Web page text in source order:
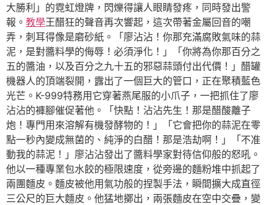
大勝利」的霓虹燈牌，閃爍得讓人眼睛發疼，同時發出警
報。 教學王醋狂的聲音再次響起，這次帶著金屬回音的嘲
弄，刺耳得像是磨砂紙。「廖沾沾！你那充滿腐敗氣味的蒜
泥，是對醬料學的侮辱！必須淨化！」「你將為你那百分之
五的醬油，以及百分之九十五的邪惡蒜頭付出代價！」醋罐
機器人的頂端裂開，露出了一個巨大的管口，正在聚積藍色
光芒。K-999特務用它穿著燕尾服的小爪子，一把抓住了廖
沾沾的褲腳催促著他。「快點！沾沾先生！那是醋酸離子
炮！專門用來溶解有機發酵物的！」「它會把你的蒜泥在零
點一秒內變成無菌的、純淨的白醋！那是浩劫啊！」「不准
動我的蒜泥！」廖沾沾發出了醬料學家對待信仰般的怒吼。
他以一種專業包水餃的極限速度，從旁邊的麵粉堆中抓起了
兩團麵皮。麵皮被他用氣功般的捏製手法，瞬間擴大成直徑
三公尺的巨大麵皮。他猛地擲出，兩張麵皮在空中交疊，變